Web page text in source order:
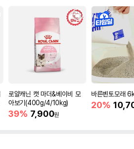
로얄캐닌 캣 마더&베이비 모
아보기(400g/4/10kg)
39% 7,900원
바른벤토모래
20%